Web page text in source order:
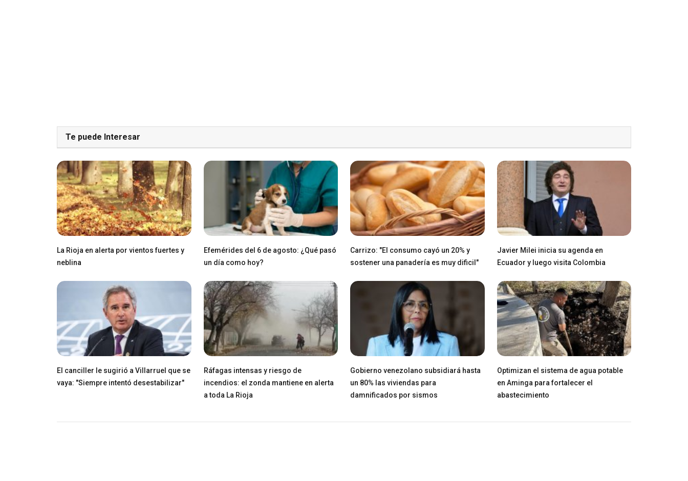
Te puede Interesar
La Rioja en alerta por vientos fuertes y
neblina
Efemérides del 6 de agosto: ¿Qué pasó
un día como hoy?
Carrizo: "El consumo cayó un 20% y
sostener una panadería es muy dificil"
Javier Milei inicia su agenda en
Ecuador y luego visita Colombia
El canciller le sugirió a Villarruel que se
vaya: "Siempre intentó desestabilizar"
Ráfagas intensas y riesgo de
incendios: el zonda mantiene en alerta
a toda La Rioja
Gobierno venezolano subsidiará hasta
un 80% las viviendas para
damnificados por sismos
Optimizan el sistema de agua potable
en Aminga para fortalecer el
abastecimiento